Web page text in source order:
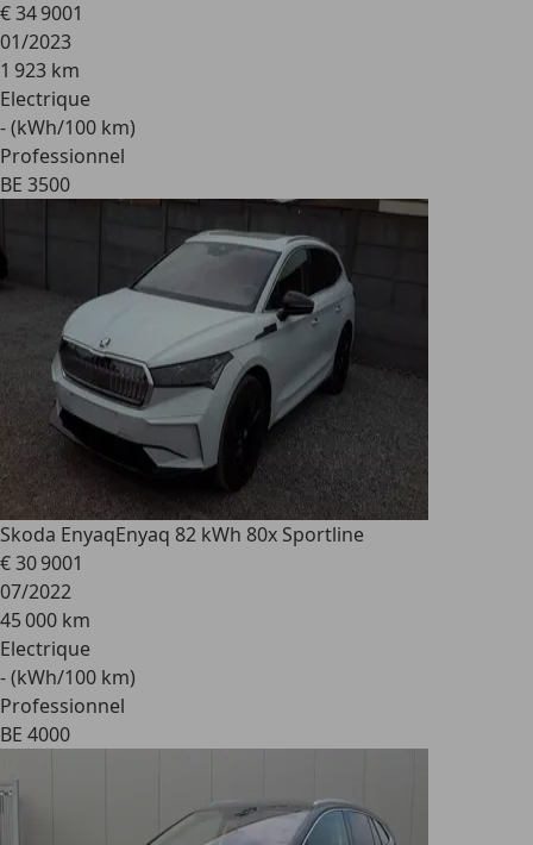
€ 34 9001
01/2023
1 923 km
Electrique
- (kWh/100 km)
Professionnel
BE 3500
Skoda EnyaqEnyaq 82 kWh 80x Sportline
€ 30 9001
07/2022
45 000 km
Electrique
- (kWh/100 km)
Professionnel
BE 4000